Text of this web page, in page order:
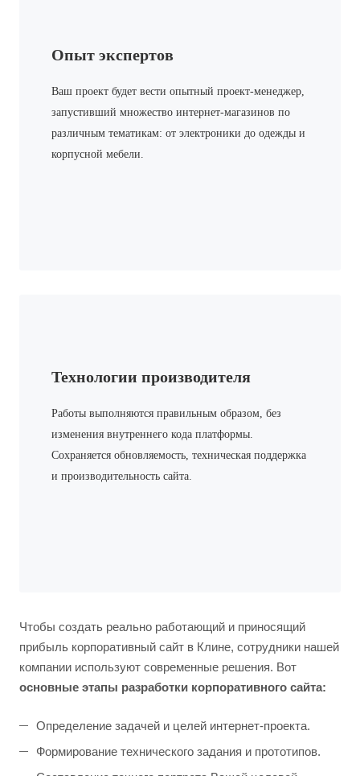
Опыт экспертов
Ваш проект будет вести опытный проект-менеджер,
запустивший множество интернет-магазинов по
различным тематикам: от электроники до одежды и
корпусной мебели.
Технологии производителя
Работы выполняются правильным образом, без
изменения внутреннего кода платформы.
Сохраняется обновляемость, техническая поддержка
и производительность сайта.
Чтобы создать реально работающий и приносящий
прибыль корпоративный сайт в Клине, сотрудники нашей
компании используют современные решения. Вот
основные этапы разработки корпоративного сайта:
Определение задачей и целей интернет-проекта.
Формирование технического задания и прототипов.